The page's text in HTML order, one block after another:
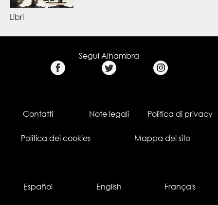
Libri
Segui Alhambra
Contatti Note legali Politica di privacy
Politica dei cookies Mappa del sito
Español English Français